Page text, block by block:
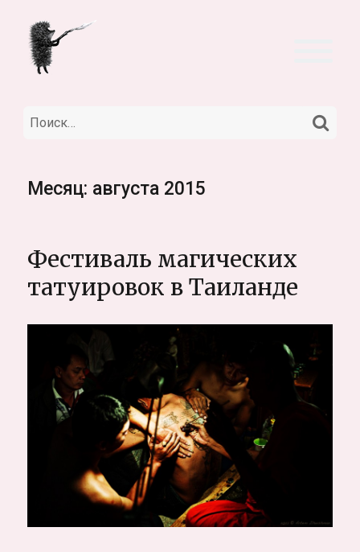
Искать:
Месяц: августа 2015
Фестиваль магических
татуировок в Таиланде